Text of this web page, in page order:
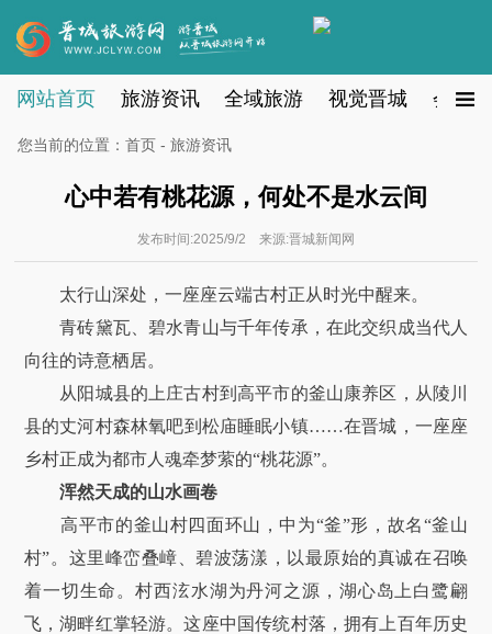
网站首页 旅游资讯 全域旅游 视觉晋城 会员
您当前的位置： 首页 - 旅游资讯
心中若有桃花源，何处不是水云间
发布时间:2025/9/2 来源:晋城新闻网
太行山深处，一座座云端古村正从时光中醒来。
青砖黛瓦、碧水青山与千年传承，在此交织成当代人
向往的诗意栖居。
从阳城县的上庄古村到高平市的釜山康养区，从陵川
县的丈河村森林氧吧到松庙睡眠小镇……在晋城，一座座
乡村正成为都市人魂牵梦萦的“桃花源”。
浑然天成的山水画卷
高平市的釜山村四面环山，中为“釜”形，故名“釜山
村”。这里峰峦叠嶂、碧波荡漾，以最原始的真诚在召唤
着一切生命。村西泫水湖为丹河之源，湖心岛上白鹭翩
飞，湖畔红掌轻游。这座中国传统村落，拥有上百年历史